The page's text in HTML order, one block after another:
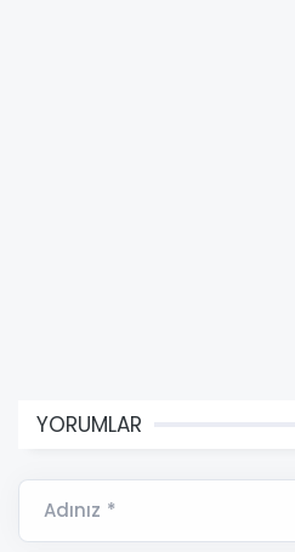
YORUMLAR
Adınız *